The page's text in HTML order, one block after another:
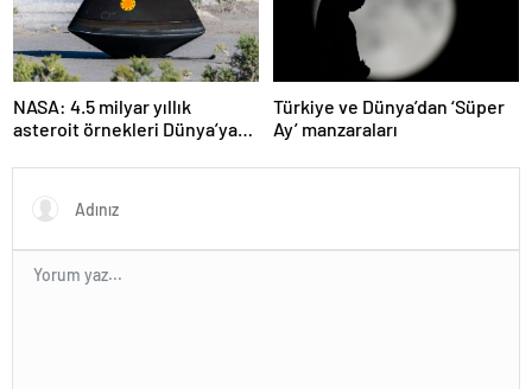
NASA: 4.5 milyar yıllık
asteroit örnekleri Dünya’ya
başlangıcına ışık tutabilir
Türkiye ve Dünya’dan ‘Süper
Ay’ manzaraları